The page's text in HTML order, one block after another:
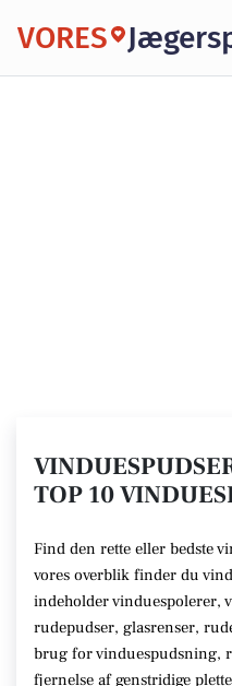
VORES
TOP 10
Find den rette eller bedste
vores overblik finder du
indeholder vinduespolerer,
rudepudser, glasrenser,
brug for vinduespudsning,
fjernelse af genstridige